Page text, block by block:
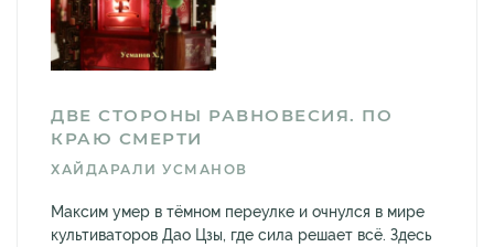
ДВЕ СТОРОНЫ РАВНОВЕСИЯ. ПО
КРАЮ СМЕРТИ
ХАЙДАРАЛИ УСМАНОВ
Максим умер в тёмном переулке и очнулся в мире
культиваторов Дао Цзы, где сила решает всё. Здесь